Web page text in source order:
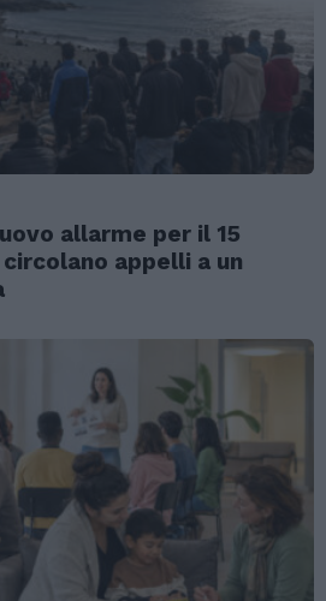
allarme per il 15
appelli a un